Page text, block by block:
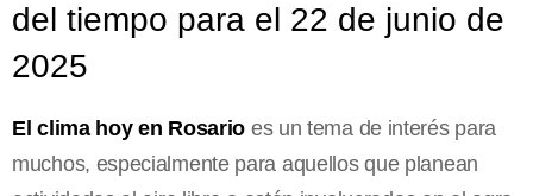
del tiempo para el 22 de junio de
2025
El clima hoy en Rosario es un tema de interés para
muchos, especialmente para aquellos que planean